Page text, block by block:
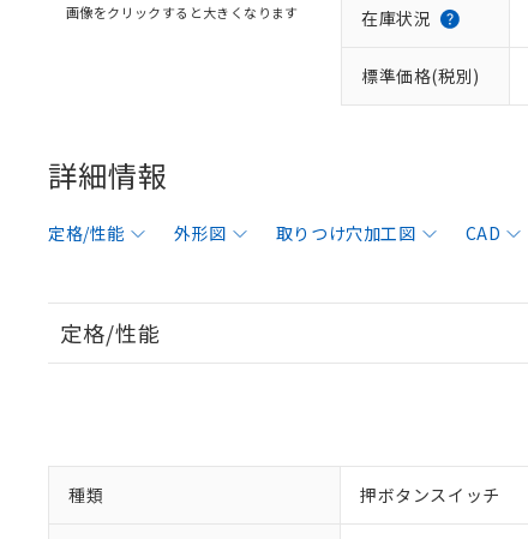
画像をクリックすると大きくなります 在庫状況
標準価格(税別)
詳細情報
定格/性能 外形図 取りつけ穴加工図 CAD
定格/性能
種類 押ボタンスイッチ